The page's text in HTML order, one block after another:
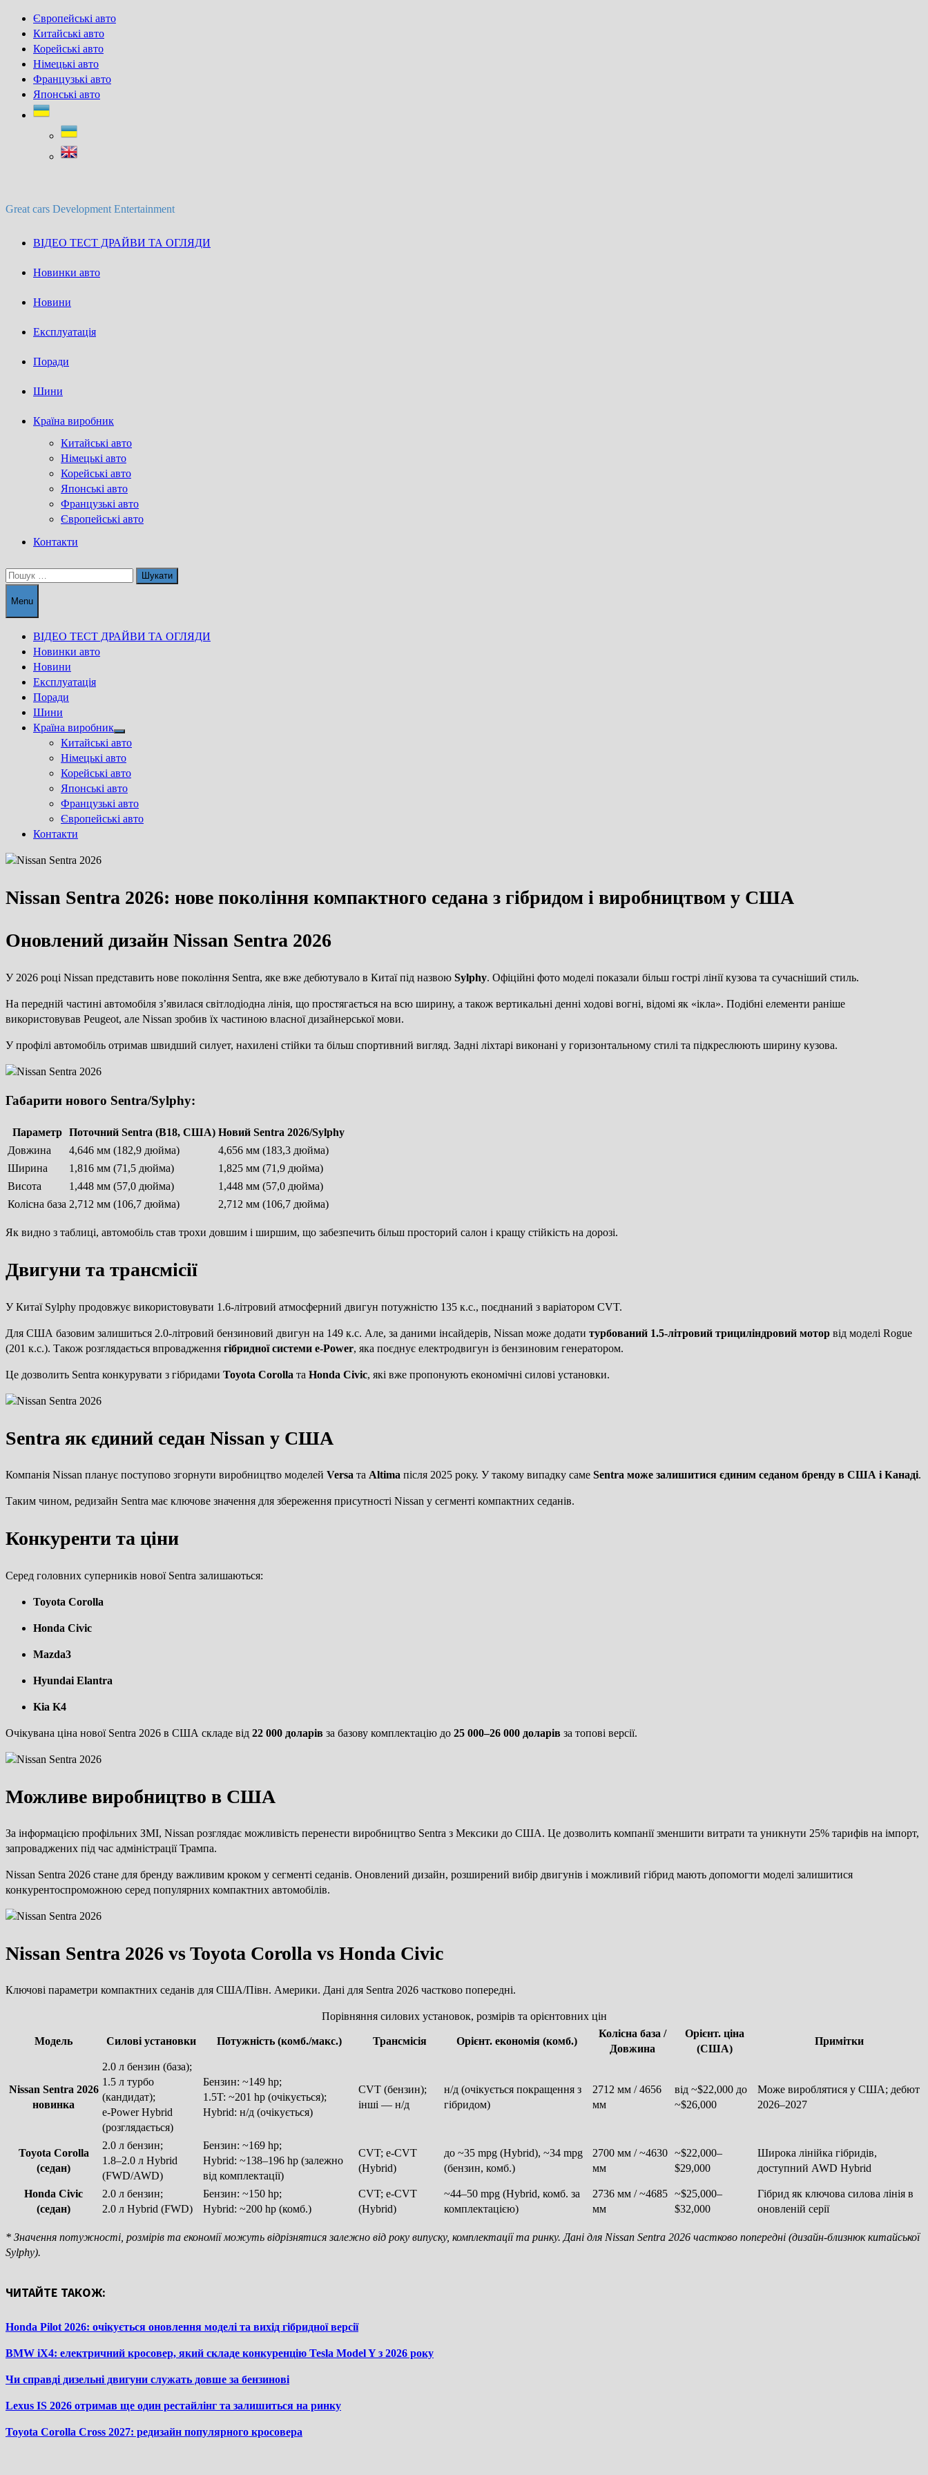
Skip
content
Європейські авто
Китайські авто
Корейські авто
Німецькі авто
Французькі авто
Японські авто
Great cars Development Entertainment
ВІДЕО ТЕСТ ДРАЙВИ ТА ОГЛЯДИ
Новинки авто
Новини
Експлуатація
Поради
Шини
Країна виробник
Китайські авто
Німецькі авто
Корейські авто
Японські авто
Французькі авто
Європейські авто
Контакти
Пошук:
Menu
ВІДЕО ТЕСТ ДРАЙВИ ТА ОГЛЯДИ
Новинки авто
Новини
Експлуатація
Поради
Шини
Країна виробник
Show
sub
menu
Китайські авто
Німецькі авто
Корейські авто
Японські авто
Французькі авто
Європейські авто
Контакти
Nissan Sentra 2026: нове покоління компактного седана з гібридом і виробництвом у США
Оновлений дизайн Nissan Sentra 2026
У 2026 році Nissan представить нове покоління Sentra, яке вже дебютувало в Китаї під назвою Sylphy. Офіційні фото моделі показали більш гострі лінії кузова та сучасніший стиль.
На передній частині автомобіля з’явилася світлодіодна лінія, що простягається на всю ширину, а також вертикальні денні ходові вогні, відомі як «ікла». Подібні елементи раніше
використовував Peugeot, але Nissan зробив їх частиною власної дизайнерської мови.
У профілі автомобіль отримав швидший силует, нахилені стійки та більш спортивний вигляд. Задні ліхтарі виконані у горизонтальному стилі та підкреслюють ширину кузова.
Габарити нового Sentra/Sylphy:
Параметр Поточний Sentra (B18, США) Новий Sentra 2026/Sylphy
Довжина
4,646 мм (182,9 дюйма)
4,656 мм (183,3 дюйма)
Ширина
1,816 мм (71,5 дюйма)
1,825 мм (71,9 дюйма)
Висота
1,448 мм (57,0 дюйма)
1,448 мм (57,0 дюйма)
Колісна база 2,712 мм (106,7 дюйма) 2,712 мм (106,7 дюйма)
Як видно з таблиці, автомобіль став трохи довшим і ширшим, що забезпечить більш просторий салон і кращу стійкість на дорозі.
Двигуни та трансмісії
У Китаї Sylphy продовжує використовувати 1.6-літровий атмосферний двигун потужністю 135 к.с., поєднаний з варіатором CVT.
Для США базовим залишиться 2.0-літровий бензиновий двигун на 149 к.с. Але, за даними інсайдерів, Nissan може додати турбований 1.5-літровий трициліндровий мотор від моделі Rogue
(201 к.с.). Також розглядається впровадження гібридної системи e-Power, яка поєднує електродвигун із бензиновим генератором.
Це дозволить Sentra конкурувати з гібридами Toyota Corolla та Honda Civic, які вже пропонують економічні силові установки.
Sentra як єдиний седан Nissan у США
Компанія Nissan планує поступово згорнути виробництво моделей Versa та Altima після 2025 року. У такому випадку саме Sentra може залишитися єдиним седаном бренду в США і Канаді.
Таким чином, редизайн Sentra має ключове значення для збереження присутності Nissan у сегменті компактних седанів.
Конкуренти та ціни
Серед головних суперників нової Sentra залишаються:
Toyota Corolla
Honda Civic
Mazda3
Hyundai Elantra
Kia K4
Очікувана ціна нової Sentra 2026 в США складе від 22 000 доларів за базову комплектацію до 25 000–26 000 доларів за топові версії.
Можливе виробництво в США
За інформацією профільних ЗМІ, Nissan розглядає можливість перенести виробництво Sentra з Мексики до США. Це дозволить компанії зменшити витрати та уникнути 25% тарифів на імпорт,
запроваджених під час адміністрації Трампа.
Nissan Sentra 2026 стане для бренду важливим кроком у сегменті седанів. Оновлений дизайн, розширений вибір двигунів і можливий гібрид мають допомогти моделі залишитися
конкурентоспроможною серед популярних компактних автомобілів.
Nissan Sentra 2026 vs Toyota Corolla vs Honda Civic
Ключові параметри компактних седанів для США/Півн. Америки. Дані для Sentra 2026 частково попередні.
Порівняння силових установок, розмірів та орієнтовних цін
Модель Силові установки Потужність (комб./макс.) Трансмісія Орієнт. економія (комб.)
Колісна база /
Довжина
Орієнт. ціна
(США)
Примітки
Nissan Sentra 2026
новинка
2.0 л бензин (база);
1.5 л турбо
(кандидат);
e-Power Hybrid
(розглядається)
Бензин: ~149 hp;
1.5T: ~201 hp (очікується);
Hybrid: н/д (очікується)
CVT (бензин);
інші — н/д
н/д (очікується покращення з
гібридом)
2712 мм / 4656
мм
від ~$22,000 до
~$26,000
Може вироблятися у США; дебют
2026–2027
Toyota Corolla
(седан)
2.0 л бензин;
1.8–2.0 л Hybrid
(FWD/AWD)
Бензин: ~169 hp;
Hybrid: ~138–196 hp (залежно
від комплектації)
CVT; e-CVT
(Hybrid)
до ~35 mpg (Hybrid), ~34 mpg
(бензин, комб.)
2700 мм / ~4630
мм
~$22,000–
$29,000
Широка лінійка гібридів,
доступний AWD Hybrid
Honda Civic
(седан)
2.0 л бензин;
2.0 л Hybrid (FWD)
Бензин: ~150 hp;
Hybrid: ~200 hp (комб.)
CVT; e-CVT
(Hybrid)
~44–50 mpg (Hybrid, комб. за
комплектацією)
2736 мм / ~4685
мм
~$25,000–
$32,000
Гібрид як ключова силова лінія в
оновленій серії
* Значення потужності, розмірів та економії можуть відрізнятися залежно від року випуску, комплектації та ринку. Дані для Nissan Sentra 2026 частково попередні (дизайн-близнюк китайської
Sylphy).
ЧИТАЙТЕ ТАКОЖ:
Honda Pilot 2026: очікується оновлення моделі та вихід гібридної версії
BMW iX4: електричний кросовер, який складе конкуренцію Tesla Model Y з 2026 року
Чи справді дизельні двигуни служать довше за бензинові
Lexus IS 2026 отримав ще один рестайлінг та залишиться на ринку
Toyota Corolla Cross 2027: редизайн популярного кросовера